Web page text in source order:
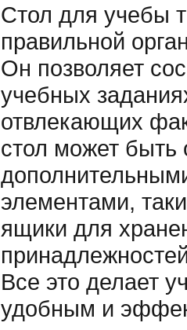
Стол для учебы
правильной
Он позволяет
учебных
отвлекающих
стол может
элементами,
ящики для
Все это делает
удобным и